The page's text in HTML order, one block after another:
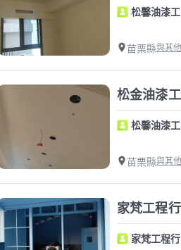
松馨油漆
苗栗縣與其
松金油漆
松馨油漆
苗栗縣與其
家梵工程行
家梵工程行